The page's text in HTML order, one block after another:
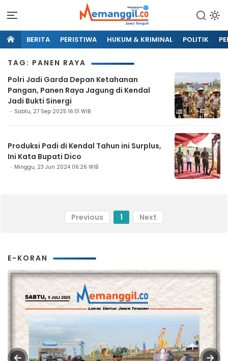
BERITA PERISTIWA HUKUM & KRIMINAL POLITIK
TAG: PANEN RAYA
Polri Jadi Garda Depan Ketahanan
Pangan, Panen Raya Jagung di Kendal
Jadi Bukti Sinergi
Sabtu, 27 Sep 2025 16:01 WIB
Produksi Padi di Kendal Tahun ini Surplus,
Ini Kata Bupati Dico
Minggu, 23 Jun 2024 06:26 WIB
Previous 1 Next
E-KORAN